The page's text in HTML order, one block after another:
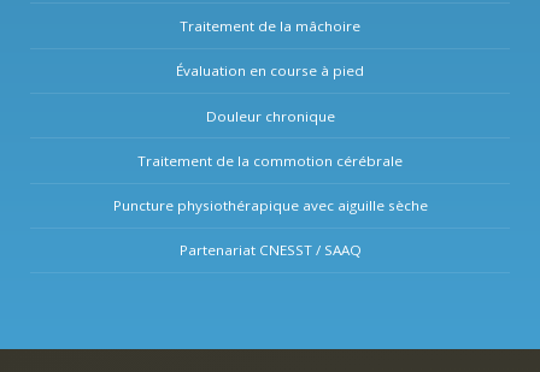
Traitement de la mâchoire
Évaluation en course à pied
Douleur chronique
Traitement de la commotion cérébrale
Puncture physiothérapique avec aiguille sèche
Partenariat CNESST / SAAQ